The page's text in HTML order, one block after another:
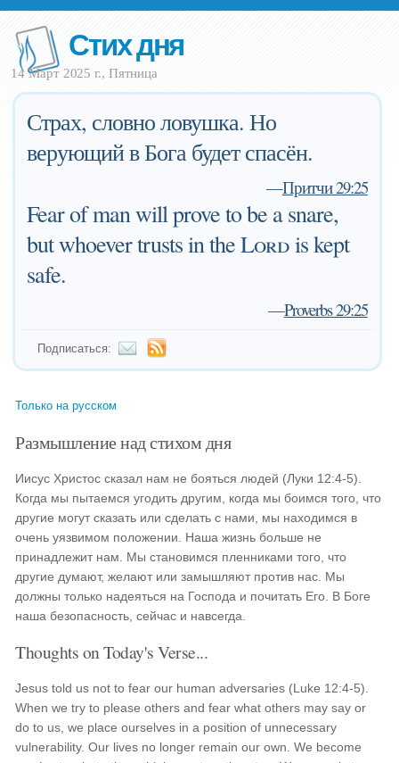
Стих дня
14 Март 2025 г., Пятница
Страх, словно ловушка. Но
верующий в Бога будет спасён.
—Притчи 29:25
Fear of man will prove to be a snare,
but whoever trusts in theLordis kept
safe.
—Proverbs 29:25
Подписаться:
Только на русском
Размышление над стихом дня
Иисус Христос сказал нам не бояться людей (Луки 12:4-5).
Когда мы пытаемся угодить другим, когда мы боимся того, что
другие могут сказать или сделать с нами, мы находимся в
очень уязвимом положении. Наша жизнь больше не
принадлежит нам. Мы становимся пленниками того, что
другие думают, желают или замышляют против нас. Мы
должны только надеяться на Господа и почитать Его. В Боге
наша безопасность, сейчас и навсегда.
Thoughts on Today's Verse...
Jesus told us not to fear our human adversaries (Luke 12:4-5).
When we try to please others and fear what others may say or
do to us, we place ourselves in a position of unnecessary
vulnerability. Our lives no longer remain our own. We become